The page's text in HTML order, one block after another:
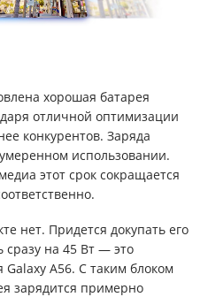
хорошая батарея
отличной оптимизации
конкурентов. Заряда
использовании.
этот срок сокращается
нет. Придется докупать его
сразу на 45 Вт — это
A56. С таким блоком
зарядится примерно